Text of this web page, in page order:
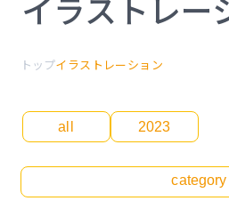
トップイラストレーション
all 2023
category